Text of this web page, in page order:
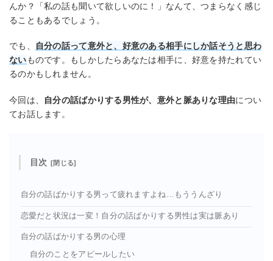
んか？「私の話も聞いて欲しいのに！」なんて、つまらなく感じ
ることもあるでしょう。
でも、
自分の話って意外と、好意のある相手にしか話そうと思わ
ないものです。もしかしたらあなたは相手に、好意を持たれてい
るのかもしれません。
今回は、 自分の話ばかりする男性が、意外と脈ありな理由につい
てお話します。
目次
自分の話ばかりする男って疲れますよね…もううんざり
恋愛だと状況は一変！自分の話ばかりする男性は実は脈あり
自分の話ばかりする男の心理
自分のことをアピールしたい